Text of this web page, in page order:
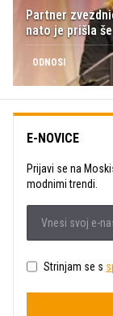
Partner
nato je prišla
ODNOSI
E-NOVICE
Prijavi se na
modnimi trendi.
Strinjam se s